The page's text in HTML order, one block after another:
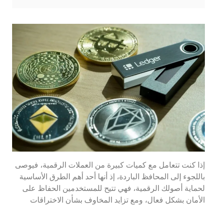
إذا كنت تتعامل مع كميات كبيرة من العملات الرقمية، فيوصى
باللجوء إلى المحافظ الباردة، إذ أنها أحد أهم الطرق الأساسية
لحماية أصولك الرقمية، فهي تتيح للمستخدمين الحفاظ على
الأمان بشكل فعال، ومع تزايد المخاوف بشأن الاختراقات